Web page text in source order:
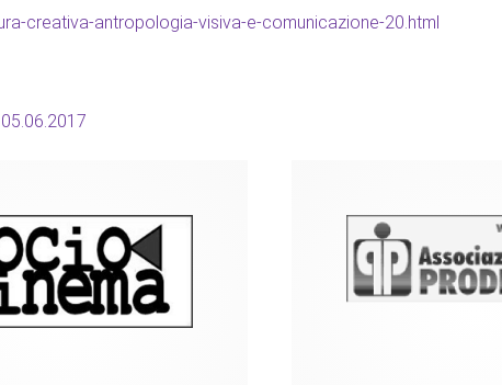
creativa-antropologia-visiva-e-comunicazione-20.html